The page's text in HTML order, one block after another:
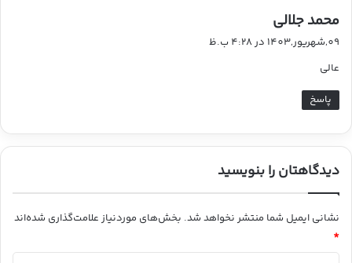
محمد جلالی
ف
09,شهریور,1403 در 4:28 ب.ظ
عالی
پاسخ
دیدگاهتان را بنویسید
نشانی ایمیل شما منتشر نخواهد شد. بخش‌های موردنیاز علامت‌گذاری شده‌اند
*